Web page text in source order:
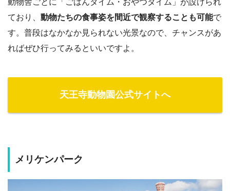
ており、 動物たちの食事姿を間近で観察することも可能で
す。普段はなかなか見られない光景なので、チャンスがあ
ればぜひ行ってみるといいですよ。
天王寺動物園公式サイトへ
メリケンパーク